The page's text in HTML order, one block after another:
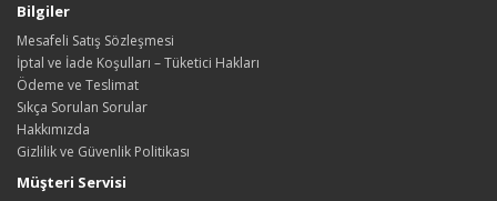
Bilgiler
Mesafeli Satış Sözleşmesi
İptal ve İade Koşulları – Tüketici Hakları
Ödeme ve Teslimat
Sıkça Sorulan Sorular
Hakkımızda
Gizlilik ve Güvenlik Politikası
Müşteri Servisi